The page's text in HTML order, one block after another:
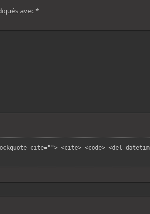
avec*
cite=""> <cite> <code> <del datetim